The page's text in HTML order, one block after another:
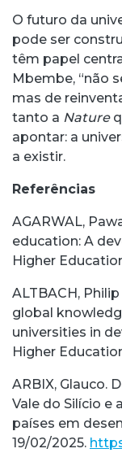
O futuro da
pode ser
têm papel
Mbembe, “não
mas de
tanto a Nature
apontar: a
a existir.
Referências
AGARWAL,
education: A
Higher
ALTBACH,
global
universities in
Higher
ARBIX, Glauco.
Vale do Silício e
países em
19/02/2025.